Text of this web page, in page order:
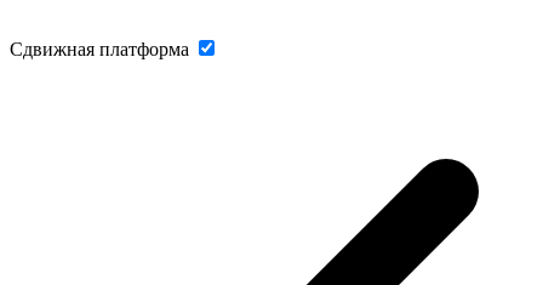
Сдвижная платформа